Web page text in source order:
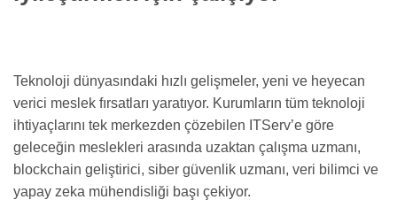
Teknoloji dünyasındaki hızlı gelişmeler, yeni ve heyecan
verici meslek fırsatları yaratıyor. Kurumların tüm teknoloji
ihtiyaçlarını tek merkezden çözebilen ITServ’e göre
geleceğin meslekleri arasında uzaktan çalışma uzmanı,
blockchain geliştirici, siber güvenlik uzmanı, veri bilimci ve
yapay zeka mühendisliği başı çekiyor.